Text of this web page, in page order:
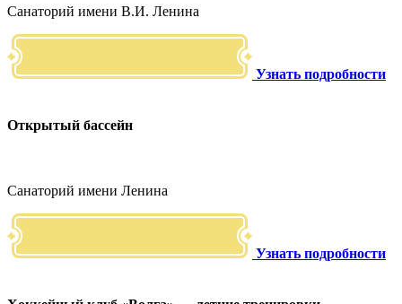
Санаторий имени В.И. Ленина
Узнать подробности
Открытый бассейн
Санаторий имени Ленина
Узнать подробности